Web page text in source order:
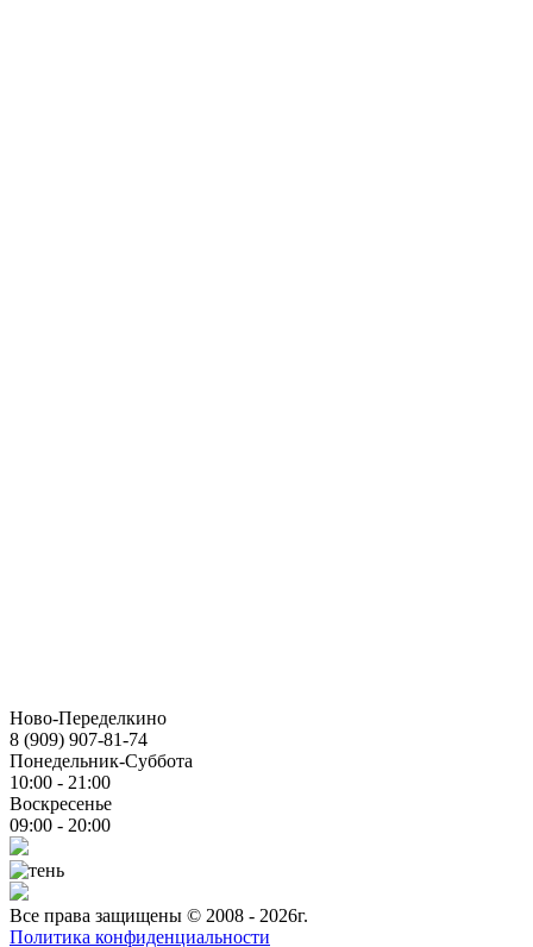
Ново-Переделкино
8 (909) 907-81-74
Понедельник-Суббота
10:00 - 21:00
Воскресенье
09:00 - 20:00
Все права защищены © 2008 - 2026г.
Политика конфиденциальности